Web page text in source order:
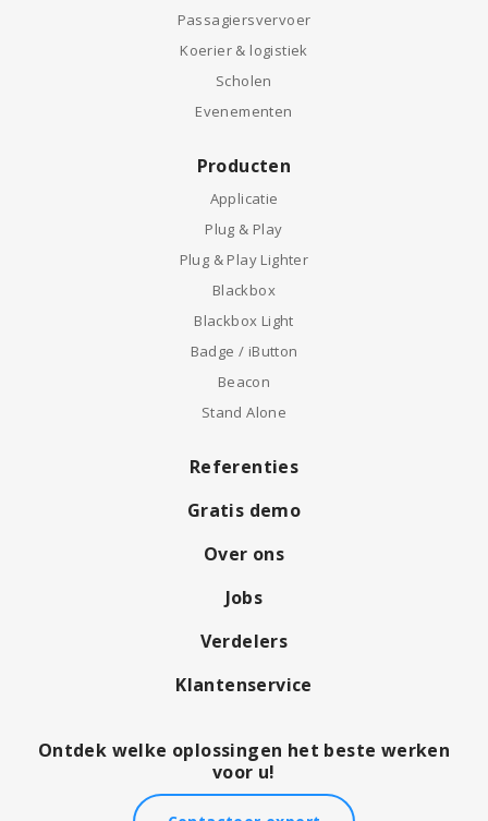
Passagiersvervoer
Koerier & logistiek
Scholen
Evenementen
Producten
Applicatie
Plug & Play
Plug & Play Lighter
Blackbox
Blackbox Light
Badge / iButton
Beacon
Stand Alone
Referenties
Gratis demo
Over ons
Jobs
Verdelers
Klantenservice
Ontdek welke oplossingen het beste werken
voor u!